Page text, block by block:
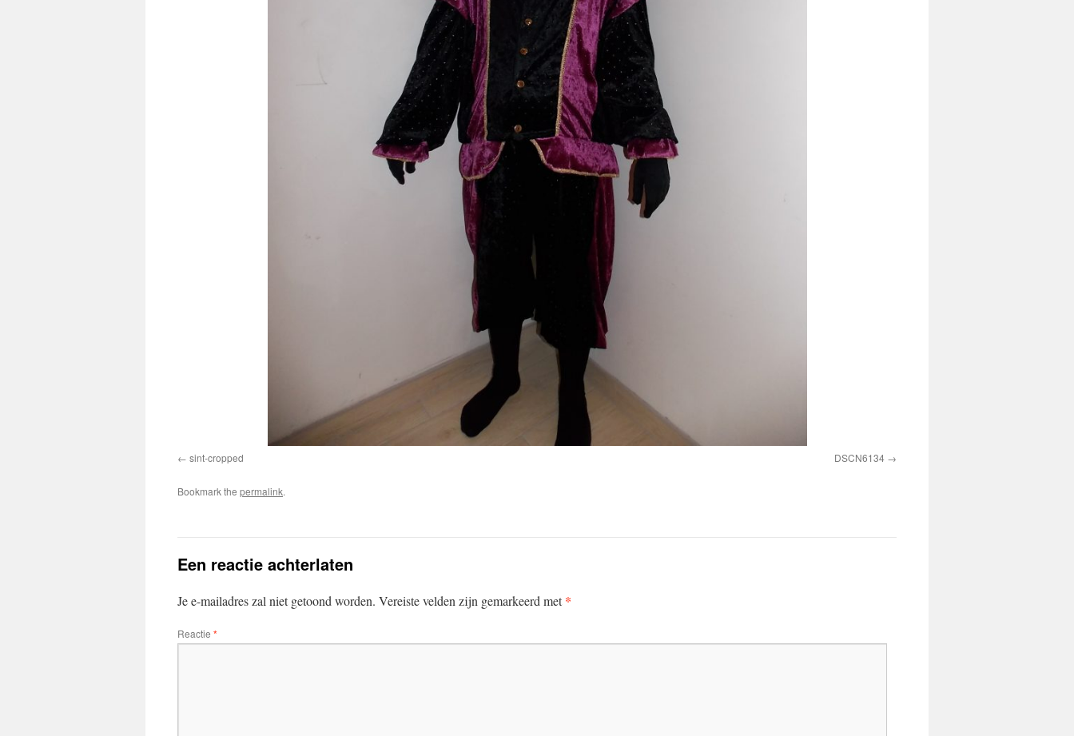
sint-cropped DSCN6134
Bookmark the permalink.
Een reactie achterlaten
Je e-mailadres zal niet getoond worden. Vereiste velden zijn gemarkeerd met*
Reactie *